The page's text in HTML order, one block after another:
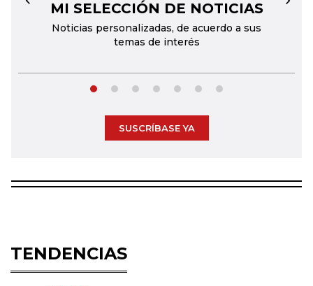
MI SELECCIÓN DE NOTICIAS
Noticias personalizadas, de acuerdo a sus
temas de interés
← →
SUSCRÍBASE YA
TENDENCIAS